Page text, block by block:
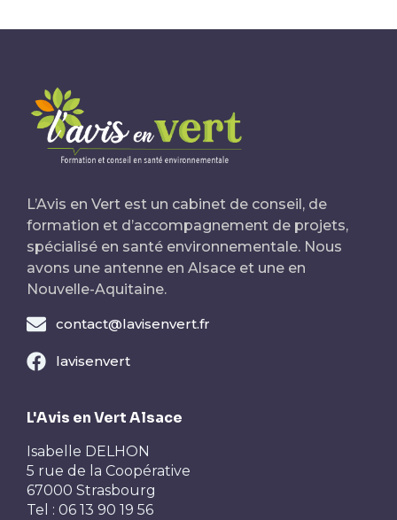
L’Avis en Vert est un cabinet de conseil, de
formation et d’accompagnement de projets,
spécialisé en santé environnementale. Nous
avons une antenne en Alsace et une en
Nouvelle-Aquitaine.
contact@lavisenvert.fr
lavisenvert
L'Avis en Vert Alsace
Isabelle DELHON
5 rue de la Coopérative
67000 Strasbourg
Tel : 06 13 90 19 56